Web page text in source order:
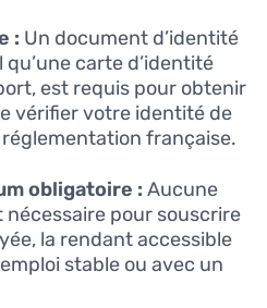
: Un document d’identité
carte d’identité
est requis pour obtenir
vérifier votre identité de
française.
obligatoire : Aucune
nécessaire pour souscrire
la rendant accessible
stable ou avec un